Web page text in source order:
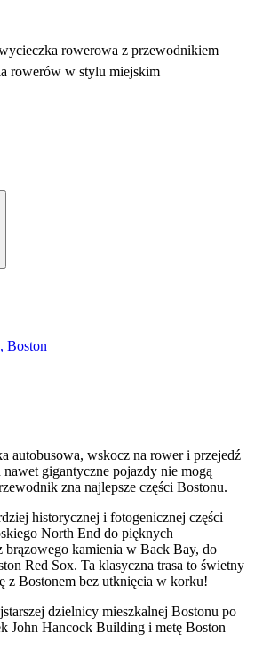
rowerowa z przewodnikiem
rowerów w stylu miejskim
Boston
autobusowa, wskocz na rower i przejedź
gigantyczne pojazdy nie mogą
zna najlepsze części Bostonu.
historycznej i fotogenicznej części
North End do pięknych
kamienia w Back Bay, do
Red Sox. Ta klasyczna trasa to świetny
z Bostonem bez utknięcia w korku!
dzielnicy mieszkalnej Bostonu po
John Hancock Building i metę Boston